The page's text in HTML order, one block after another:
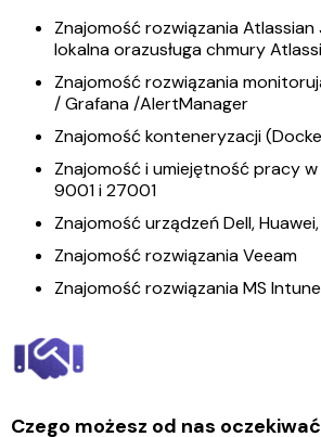
Znajomość rozwiązania
lokalna orazusługa chmury
Znajomość rozwiązania
/ Grafana /AlertManager
Znajomość konteneryzacji
Znajomość i umiejętność pracy
9001 i 27001
Znajomość urządzeń Dell,
Znajomość rozwiązania Veeam
Znajomość rozwiązania MS Intune
Czego możesz od nas